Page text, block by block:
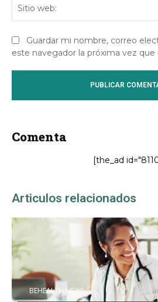
Guardar mi nombre, correo
este navegador la próxima vez
Comenta
[the_ad
Articulos relacionados
BEHEALTH NEWS